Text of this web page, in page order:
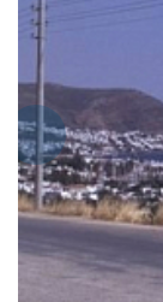
Галикарнас
(совр. Бодрум).
Вид на гавань.